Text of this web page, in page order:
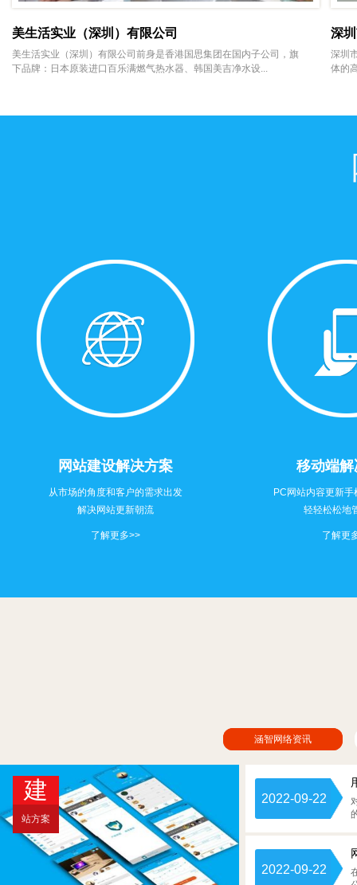
美生活实业（深圳）有限公司
美生活实业（深圳）有限公司前身是香港国思集团在国内子公司，旗
下品牌：日本原装进口百乐满燃气热水器、韩国美吉净水设...
深
深圳
体的
网站建设解决方案
从市场的角度和客户的需求出发
解决网站更新朝流
了解更多>>
移动端
PC网站内容更新
轻轻松松地
了解更
涵智网络资讯
建
站方案
2022-09-22
2022-09-22